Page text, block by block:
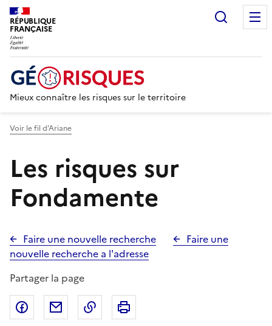
RÉPUBLIQUE
FRANÇAISE
Mieux connaître les risques sur le territoire
Voir le fil d’Ariane
Les risques sur
Fondamente
Faire une nouvelle recherche
Faire une
nouvelle recherche a l'adresse
Partager la page
Partager sur Facebook
Partager par emailCopier dans le presse-papier